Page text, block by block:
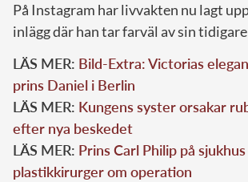
På Instagram har livvakten nu lagt
inlägg där han tar farväl av sin
LÄS MER: Bild-Extra: Victorias
prins Daniel i Berlin
LÄS MER: Kungens syster orsakar
efter nya beskedet
LÄS MER: Prins Carl Philip på
plastikkirurger om operation